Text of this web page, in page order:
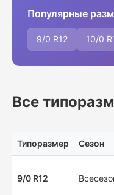
Популярные
9/0 R12 10/0
Все
Типоразмер Сезон
9/0 R12